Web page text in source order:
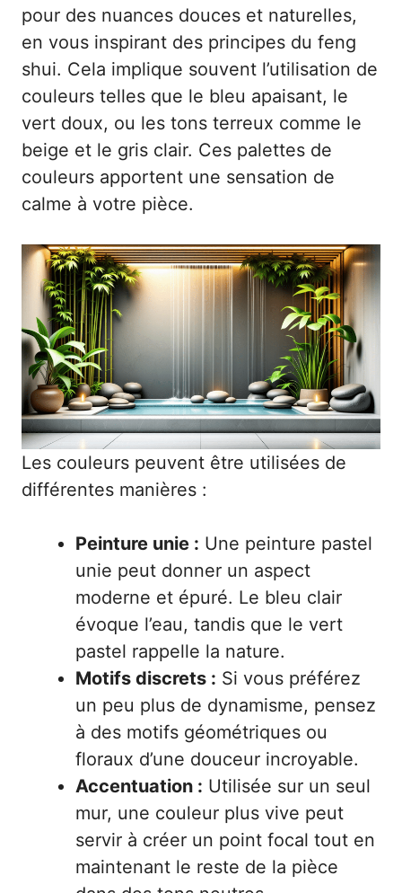
pour des nuances douces et naturelles,
en vous inspirant des principes du feng
shui. Cela implique souvent l’utilisation de
couleurs telles que le bleu apaisant, le
vert doux, ou les tons terreux comme le
beige et le gris clair. Ces palettes de
couleurs apportent une sensation de
calme à votre pièce.
Les couleurs peuvent être utilisées de
différentes manières :
Peinture unie : Une peinture pastel
unie peut donner un aspect
moderne et épuré. Le bleu clair
évoque l’eau, tandis que le vert
pastel rappelle la nature.
Motifs discrets : Si vous préférez
un peu plus de dynamisme, pensez
à des motifs géométriques ou
floraux d’une douceur incroyable.
Accentuation : Utilisée sur un seul
mur, une couleur plus vive peut
servir à créer un point focal tout en
maintenant le reste de la pièce